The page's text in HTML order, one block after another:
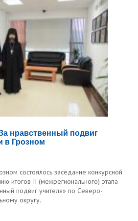
нравственный подвиг
в Грозном
состоялось заседание конкурсной
итогов II (межрегионального) этапа
подвиг учителя» по Северо-
округу.